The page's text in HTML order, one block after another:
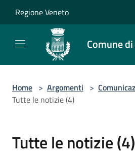
Regione Veneto
Comune
Home > Argomenti >
Tutte le notizie (4)
Tutte le notizie (4)